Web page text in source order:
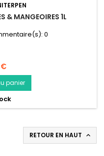
& MANGEOIRES 1L
0
panier
RETOUR EN HAUT 